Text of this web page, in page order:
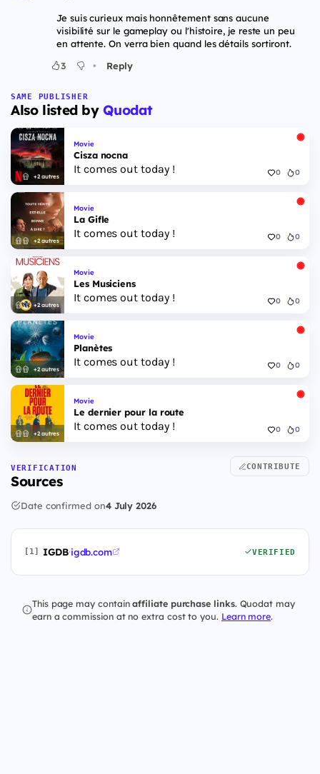
Je suis curieux mais honnêtement sans aucune
visibilité sur le gameplay ou l'histoire, je reste un peu
en attente. On verra bien quand les détails sortiront.
3
• Reply
SAME PUBLISHER
Also listed byQuodat
+2 autres
Movie
Cisza nocna
It comes out today ! 0 0
+2 autres
Movie
La Gifle
It comes out today ! 0 0
+2 autres
Movie
Les Musiciens
It comes out today ! 0 0
+2 autres
Movie
Planètes
It comes out today ! 0 0
+2 autres
Movie
Le dernier pour la route
It comes out today ! 0 0
VERIFICATION
Sources
CONTRIBUTE
Date confirmed on4 July 2026
[1] IGDB·igdb.com VERIFIED
This page may containaffiliate purchase links. Quodat may
earn a commission at no extra cost to you. Learn more.